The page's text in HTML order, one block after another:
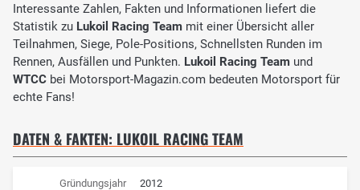
Interessante Zahlen, Fakten und Informationen liefert die
Statistik zu Lukoil Racing Team mit einer Übersicht aller
Teilnahmen, Siege, Pole-Positions, Schnellsten Runden im
Rennen, Ausfällen und Punkten. Lukoil Racing Team und
WTCC bei Motorsport-Magazin.com bedeuten Motorsport für
echte Fans!
DATEN & FAKTEN: LUKOIL RACING TEAM
Gründungsjahr 2012